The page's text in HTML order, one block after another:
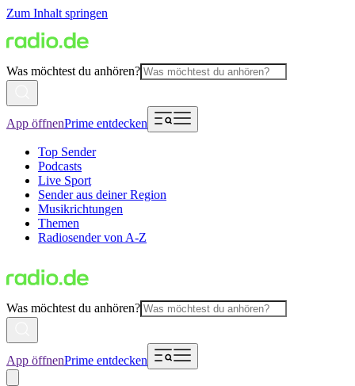
Zum Inhalt springen
Was möchtest du anhören?
App öffnenPrime entdecken
Top Sender
Podcasts
Live Sport
Sender aus deiner Region
Musikrichtungen
Themen
Radiosender von A-Z
Was möchtest du anhören?
App öffnenPrime entdecken